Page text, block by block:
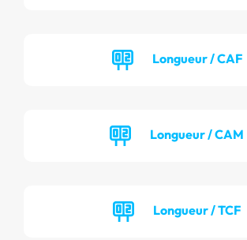
Longueur / CAF
Longueur / CAM
Longueur / TCF